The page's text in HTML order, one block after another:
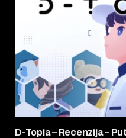
D-Topia – Recenzija –